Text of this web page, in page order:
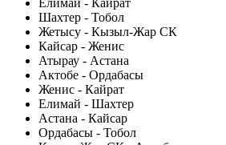
Елимай - Кайрат
Шахтер - Тобол
Жетысу - Кызыл-Жар СК
Кайсар - Женис
Атырау - Астана
Актобе - Ордабасы
Женис - Кайрат
Елимай - Шахтер
Астана - Кайсар
Ордабасы - Тобол